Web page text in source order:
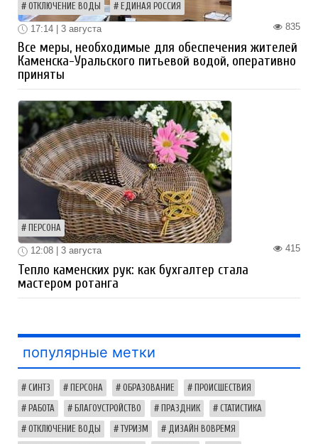
ОТКЛЮЧЕНИЕ ВОДЫ ЕДИНАЯ РОССИЯ
835
17:14 | 3 августа
Все меры, необходимые для обеспечения жителей
Каменска-Уральского питьевой водой, оперативно
приняты
ПЕРСОНА
415
12:08 | 3 августа
Тепло каменских рук: как бухгалтер стала
мастером ротанга
популярные метки
СИНТЗ ПЕРСОНА ОБРАЗОВАНИЕ ПРОИСШЕСТВИЯ
РАБОТА БЛАГОУСТРОЙСТВО ПРАЗДНИК СТАТИСТИКА
ОТКЛЮЧЕНИЕ ВОДЫ ТУРИЗМ ДИЗАЙН ВОВРЕМЯ